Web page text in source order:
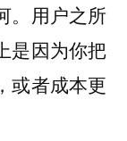
。用户之所
是因为你把
或者成本更